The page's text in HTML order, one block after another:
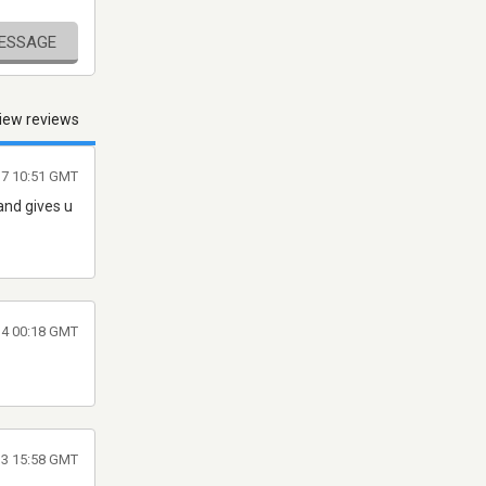
reviews
gives u
10:51 GMT
00:18 GMT
15:58 GMT